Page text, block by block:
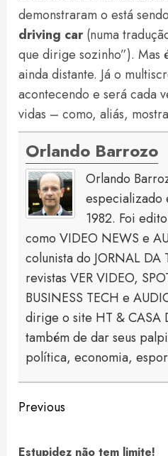
demonstraram o está
driving car(numa
que dirige sozinho”). Mas
ainda distante. Já o
acontecendo e será cada
vidas – como, aliás,
Orlando Barrozo
Orlando
especializado
1982. Foi
como VIDEO NEWS e
colunista do JORNAL DA
revistas VER VIDEO,
BUSINESS TECH e
dirige o site HT & CASA
também de dar seus
política, economia,
Continue
Previous
Estupidez não tem limite!